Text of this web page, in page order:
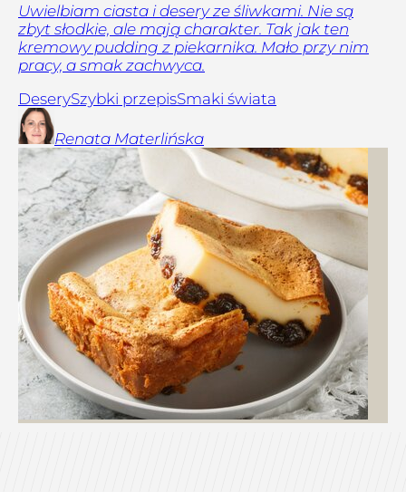
Uwielbiam ciasta i desery ze śliwkami. Nie są
zbyt słodkie, ale mają charakter. Tak jak ten
kremowy pudding z piekarnika. Mało przy nim
pracy, a smak zachwyca.
DeserySzybki przepisSmaki świata
Renata Materlińska